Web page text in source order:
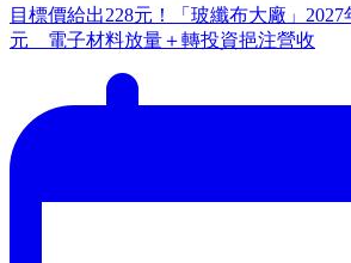
目標價給出228元！「玻纖布大廠」2027
元 電子材料放量＋轉投資挹注營收